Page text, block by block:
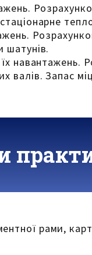
шатунів.
навантажень.
валів. Запас
рами,